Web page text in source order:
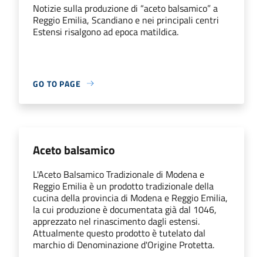
Notizie sulla produzione di “aceto balsamico” a
Reggio Emilia, Scandiano e nei principali centri
Estensi risalgono ad epoca matildica.
GO TO PAGE
Aceto balsamico
L'Aceto Balsamico Tradizionale di Modena e
Reggio Emilia è un prodotto tradizionale della
cucina della provincia di Modena e Reggio Emilia,
la cui produzione è documentata già dal 1046,
apprezzato nel rinascimento dagli estensi.
Attualmente questo prodotto è tutelato dal
marchio di Denominazione d'Origine Protetta.